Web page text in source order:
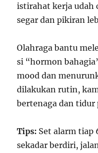
istirahat kerja udah
segar dan pikiran
Olahraga bantu
si “hormon
mood dan
dilakukan rutin,
bertenaga dan
Tips: Set alarm
sekadar berdiri,